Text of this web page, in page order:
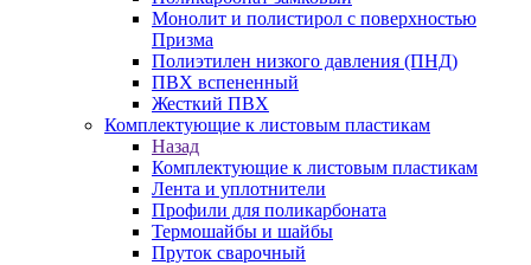
Монолит и полистирол с поверхностью
Призма
Полиэтилен низкого давления (ПНД)
ПВХ вспененный
Жесткий ПВХ
Комплектующие к листовым пластикам
Назад
Комплектующие к листовым пластикам
Лента и уплотнители
Профили для поликарбоната
Термошайбы и шайбы
Пруток сварочный